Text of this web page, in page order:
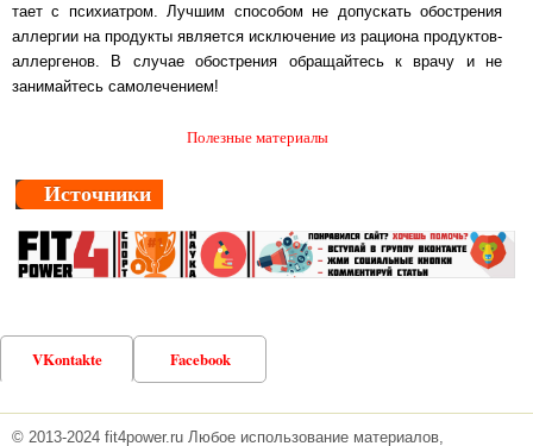
та­ет с психиатром. Лучшим способом не допускать обострения
аллергии на про­дук­ты яв­ля­ет­ся исключение из рациона продуктов-
аллергенов. В случае обострения об­ра­щай­тесь к вра­чу и не
занимайтесь самолечением!
Полезные материалы
Источники
VKontakte Facebook
© 2013-2024 fit4power.ru Любое использование материалов,